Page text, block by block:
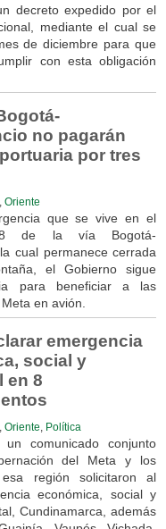
decreto expedido por el
mediante el cual se
de diciembre para que
con esta obligación
no pagarán
por tres
Oriente
que se vive en el
de la vía Bogotá-
cual permanece cerrada
el Gobierno sigue
para beneficiar a las
en avión.
emergencia
social y
en 8
Oriente Política
comunicado conjunto
del Meta y los
región solicitaron al
económica, social y
Cundinamarca, además